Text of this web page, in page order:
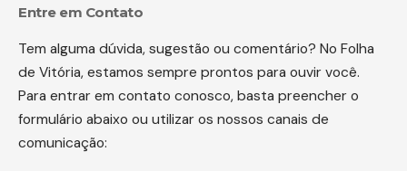
Entre em Contato
Tem alguma dúvida, sugestão ou comentário? No Folha
de Vitória, estamos sempre prontos para ouvir você.
Para entrar em contato conosco, basta preencher o
formulário abaixo ou utilizar os nossos canais de
comunicação: